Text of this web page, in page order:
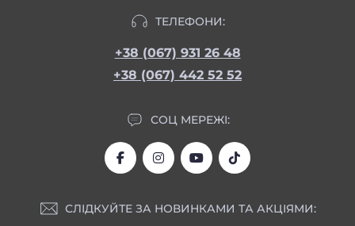
ТЕЛЕФОНИ:
+38 (067) 931 26 48
+38 (067) 442 52 52
СОЦ МЕРЕЖІ:
СЛІДКУЙТЕ ЗА НОВИНКАМИ ТА АКЦІЯМИ: